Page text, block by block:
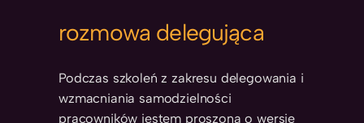
rozmowa delegująca
Podczas szkoleń z zakresu delegowania i
wzmacniania samodzielności
pracowników jestem proszona o wersję